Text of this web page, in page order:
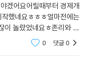
겠어요어릴때부터 경제개
했네요ㅎㅎㅎ얼마전에는
이 놀랐었네요ㅎ존리와 함
얼른 나오게 부탁드립니
0 댓글0